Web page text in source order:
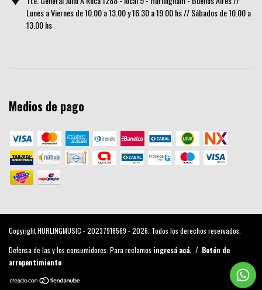
Lunes a Viernes de 10.00 a 13.00 y 16.30 a 19.00 hs // Sábados de 10.00 a
13.00 hs
Medios de pago
Copyright HURLINGMUSIC - 20237918569 - 2026. Todos los derechos reservados.
Defensa de las y los consumidores. Para reclamos ingresá acá. / Botón de
arrepentimiento